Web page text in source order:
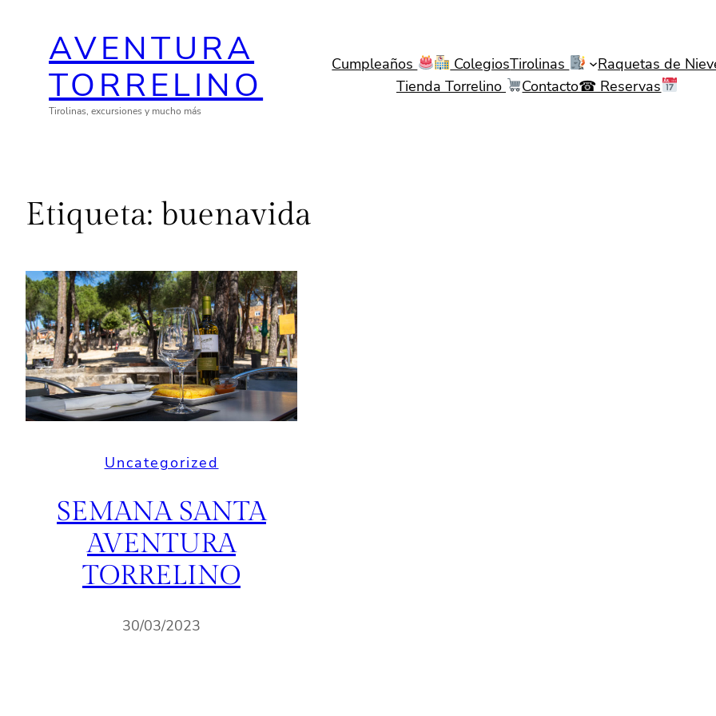
contenidoAVENTURA
TORRELINO
Tirolinas, excursiones y mucho más
Cumpleaños ColegiosTirolinas
Raquetas de
Tienda Torrelino
Contacto☎ Reservas
Etiqueta: buenavida
Uncategorized
SEMANA SANTA
AVENTURA
TORRELINO
30/03/2023